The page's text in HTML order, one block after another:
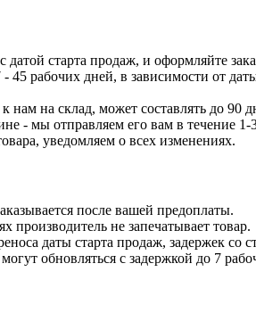
старта продаж, и оформляйте
- 45 рабочих дней, в зависимости от
нам на склад, может составлять до 90
- мы отправляем его вам в течение 1-
уведомляем о всех изменениях.
после вашей предоплаты.
производитель не запечатывает товар.
даты старта продаж, задержек
обновляться с задержкой до 7